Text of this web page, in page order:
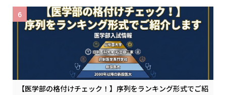
【医学部の格付けチェック！】序列をランキング形式でご紹
6